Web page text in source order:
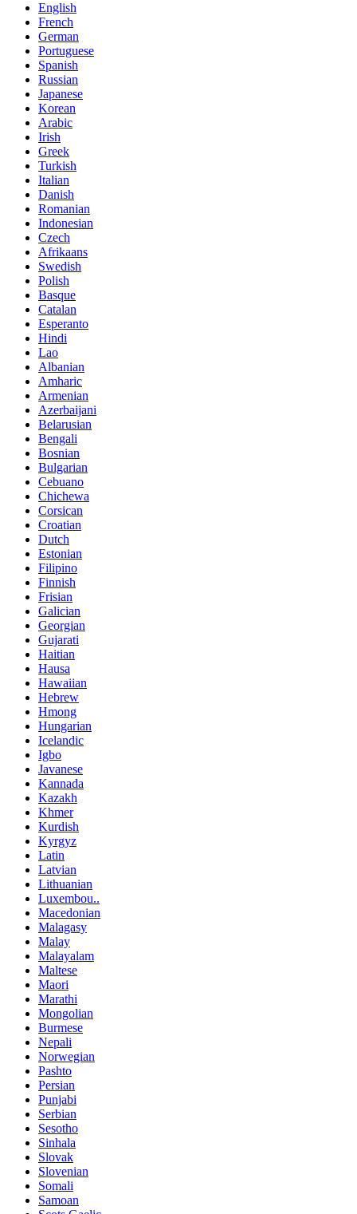
English
French
German
Portuguese
Spanish
Russian
Japanese
Korean
Arabic
Irish
Greek
Turkish
Italian
Danish
Romanian
Indonesian
Czech
Afrikaans
Swedish
Polish
Basque
Catalan
Esperanto
Hindi
Lao
Albanian
Amharic
Armenian
Azerbaijani
Belarusian
Bengali
Bosnian
Bulgarian
Cebuano
Chichewa
Corsican
Croatian
Dutch
Estonian
Filipino
Finnish
Frisian
Galician
Georgian
Gujarati
Haitian
Hausa
Hawaiian
Hebrew
Hmong
Hungarian
Icelandic
Igbo
Javanese
Kannada
Kazakh
Khmer
Kurdish
Kyrgyz
Latin
Latvian
Lithuanian
Luxembou..
Macedonian
Malagasy
Malay
Malayalam
Maltese
Maori
Marathi
Mongolian
Burmese
Nepali
Norwegian
Pashto
Persian
Punjabi
Serbian
Sesotho
Sinhala
Slovak
Slovenian
Somali
Samoan